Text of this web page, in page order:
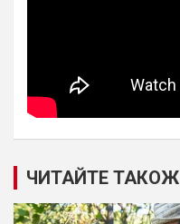
ЧИТАЙТЕ ТАКОЖ